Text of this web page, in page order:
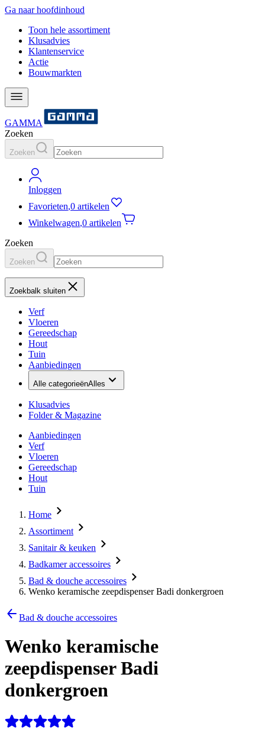
Ga naar hoofdinhoud
Toon hele assortiment
Klusadvies
Klantenservice
Actie
Bouwmarkten
GAMMA
Zoeken
Zoeken
Inloggen
Favorieten,0 artikelen
Winkelwagen,0 artikelen
Zoeken
Zoeken
Zoekbalk sluiten
Verf
Vloeren
Gereedschap
Hout
Tuin
Aanbiedingen
Alle categorieënAlles
Klusadvies
Folder & Magazine
Aanbiedingen
Verf
Vloeren
Gereedschap
Hout
Tuin
Home
Assortiment
Sanitair & keuken
Badkamer accessoires
Bad & douche accessoires
Wenko keramische zeepdispenser Badi donkergroen
Bad & douche accessoires
Wenko keramische
zeepdispenser Badi
donkergroen